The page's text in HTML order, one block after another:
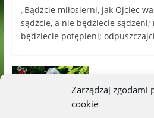
Zarządzaj zgodami
cookie
„Bądźcie miłosierni, jak Ojciec
sądźcie, a nie będziecie
będziecie potępieni;
„Cyryl, gdzie
i tajemnica